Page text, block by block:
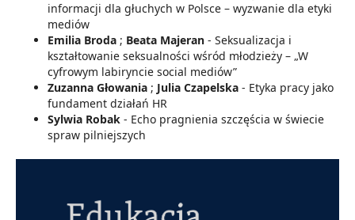
informacji dla głuchych w Polsce – wyzwanie dla etyki
mediów
Emilia Broda; Beata Majeran- Seksualizacja i
kształtowanie seksualności wśród młodzieży – „W
cyfrowym labiryncie social mediów”
Zuzanna Głowania; Julia Czapelska- Etyka pracy jako
fundament działań HR
Sylwia Robak- Echo pragnienia szczęścia w świecie
spraw pilniejszych